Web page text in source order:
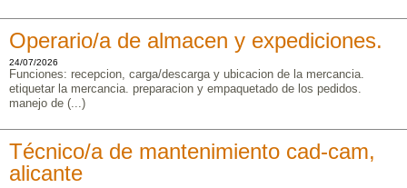
Operario/a de almacen y expediciones.
24/07/2026
Funciones: recepcion, carga/descarga y ubicacion de la mercancia.
etiquetar la mercancia. preparacion y empaquetado de los pedidos.
manejo de (...)
Técnico/a de mantenimiento cad-cam,
alicante